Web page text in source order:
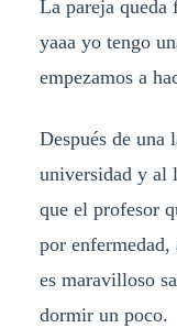
La pareja
yaaa yo tengo
empezamos a
Después de una
universidad y al
que el profesor
por enfermedad,
es maravilloso
dormir un poco.